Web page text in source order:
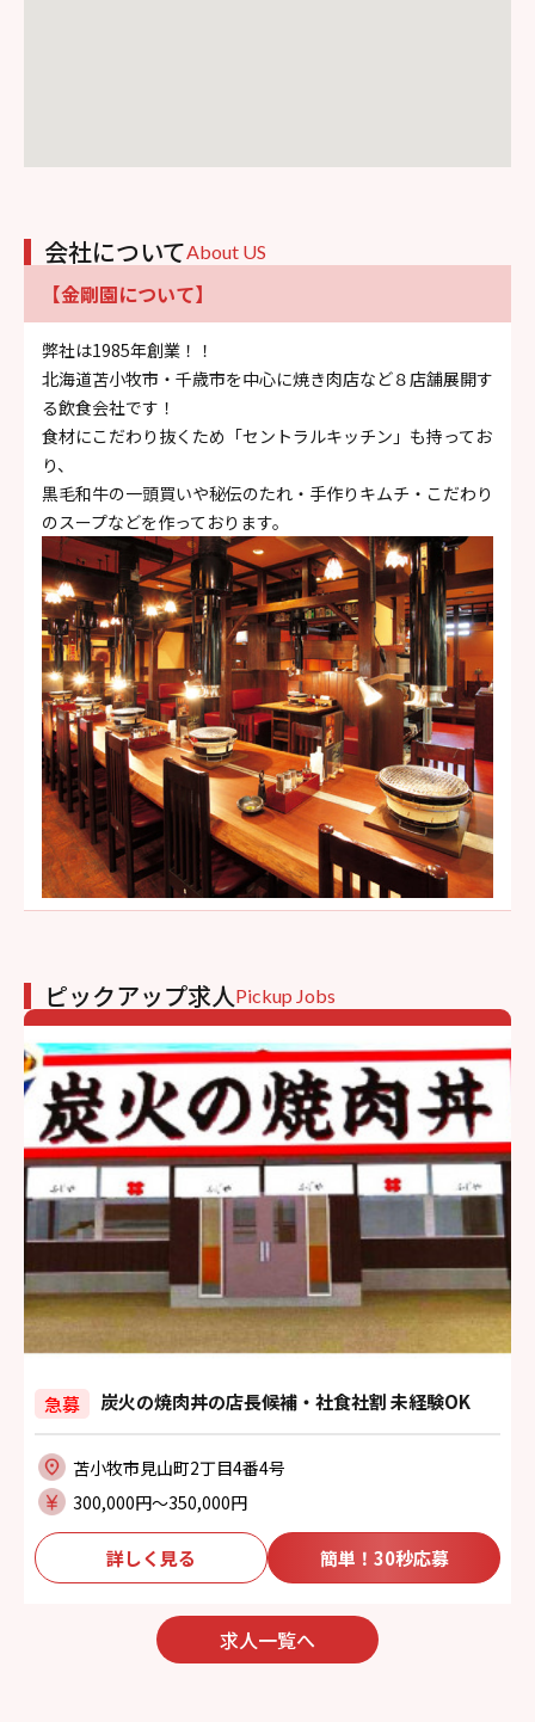
会社についてAbout US
【金剛園について】
弊社は1985年創業！！
北海道苫小牧市・千歳市を中心に焼き肉店など８店舗展開す
る飲食会社です！
食材にこだわり抜くため「セントラルキッチン」も持ってお
り、
黒毛和牛の一頭買いや秘伝のたれ・手作りキムチ・こだわり
のスープなどを作っております。
ピックアップ求人Pickup Jobs
急募 炭火の焼肉丼の店長候補・社食社割 未経験OK
苫小牧市見山町2丁目4番4号
300,000円〜350,000円
詳しく見る 簡単！30秒応募
求人一覧へ